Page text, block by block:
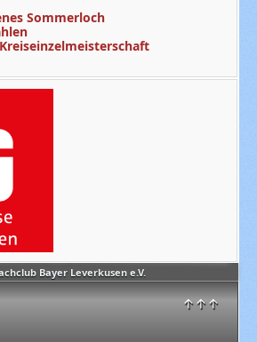
Bayer Leverkusen e.V.
↑↑↑
Sommerloch